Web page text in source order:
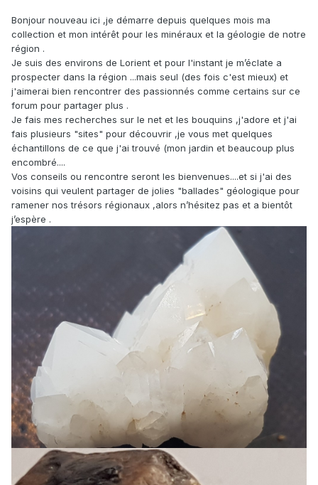
Bonjour nouveau ici ,je démarre depuis quelques mois ma
collection et mon intérêt pour les minéraux et la géologie de notre
région .
Je suis des environs de Lorient et pour l'instant je m’éclate a
prospecter dans la région ...mais seul (des fois c'est mieux) et
j'aimerai bien rencontrer des passionnés comme certains sur ce
forum pour partager plus .
Je fais mes recherches sur le net et les bouquins ,j'adore et j'ai
fais plusieurs "sites" pour découvrir ,je vous met quelques
échantillons de ce que j'ai trouvé (mon jardin et beaucoup plus
encombré....
Vos conseils ou rencontre seront les bienvenues....et si j'ai des
voisins qui veulent partager de jolies "ballades" géologique pour
ramener nos trésors régionaux ,alors n’hésitez pas et a bientôt
j’espère .